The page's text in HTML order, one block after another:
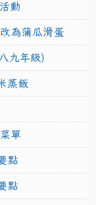
動
為蒲瓜滑蛋
九年級)
蒸飯
單
點
點